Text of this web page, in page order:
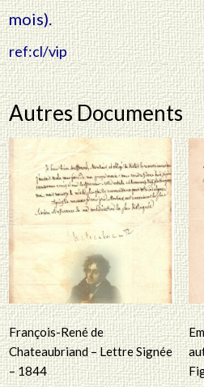
mois).
ref:cl/vip
Autres Documents
François-René de
Chateaubriand – Lettre Signée
– 1844